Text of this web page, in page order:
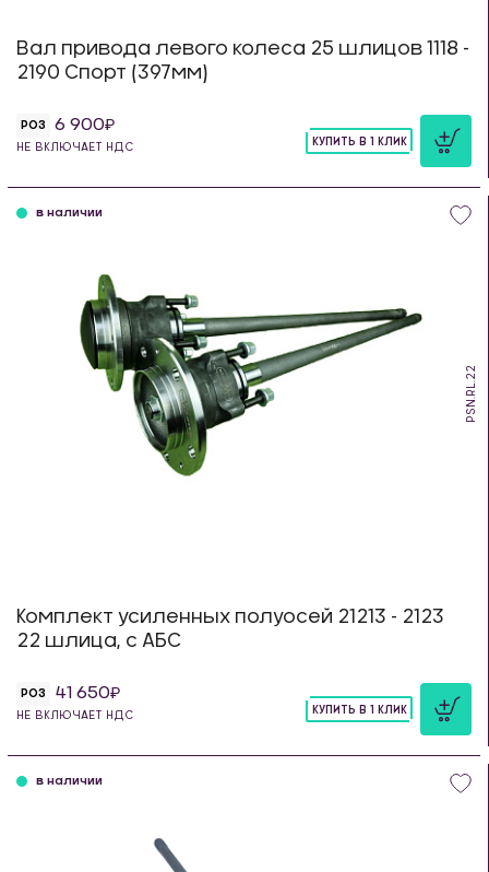
Вал привода левого колеса 25 шлицов 1118 -
2190 Спорт (397мм)
РОЗ 6 900
НЕ ВКЛЮЧАЕТ НДС
КУПИТЬ В 1 КЛИК
PSN.RL.22
в наличии
Комплект усиленных полуосей 21213 - 2123
22 шлица, с АБС
РОЗ 41 650
НЕ ВКЛЮЧАЕТ НДС
КУПИТЬ В 1 КЛИК
в наличии